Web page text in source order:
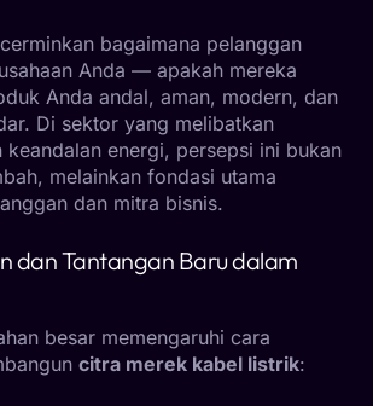
bagaimana pelanggan
Anda — apakah mereka
Anda andal, aman, modern, dan
Di sektor yang melibatkan
keandalan energi, persepsi ini bukan
melainkan fondasi utama
dan mitra bisnis.
dan Tantangan Baru dalam
besar memengaruhi cara
citra merek kabel listrik: